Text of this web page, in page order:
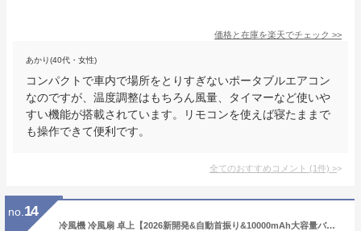
価格と在庫を楽天でチェック >>
あかり(40代・女性)
コンパクトで車内で場所をとりすぎないポータブルエアコン
なのですが、温度調整はもちろん風量、タイマーなど使いや
すい機能が搭載されています。リモコンを使えば寝たままで
も操作できて便利です。
全てのおすすめコメント (1件) >
no. 14
冷風機 冷風扇 卓上【2026新開発&自動首振り&10000mAh大容量バッテリー】 扇風機 USB充電式 卓上クーラー LED液晶画面 6段階風量切替 600ML大容量タンク 切タイマー 氷入れ 水冷エアコン 冷風扇風機 スポットクーラー 静音 省エネ コンパクト 軽量 抗菌フィルター 熱中症対策 オフィス 寝室 プレゼント リモコン付き